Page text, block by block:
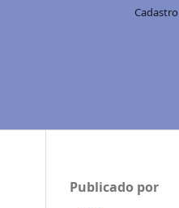
Cadastro
Publicado por